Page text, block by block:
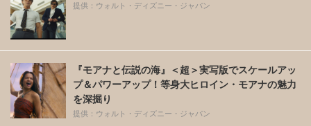
提供：ウォルト・ディズニー・ジャパン
『モアナと伝説の海』＜超＞実写版でスケールアッ
プ＆パワーアップ！等身大ヒロイン・モアナの魅力
を深掘り
提供：ウォルト・ディズニー・ジャパン